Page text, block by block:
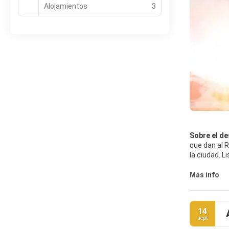
Sobre el
que dan al
la ciudad.
ciudad ha
Premios de
distrito de
Más info
14
sept
Alojamientos 3